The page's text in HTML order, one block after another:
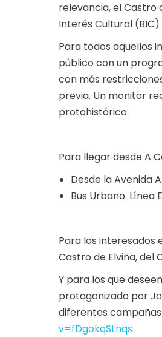
relevancia, el Castro
Interés Cultural
Para todos aquellos
público con un
con más
previa. Un monitor
protohistórico.
Para llegar desde A
Desde la Avenida
Bus Urbano.
Para los interesados
Castro de Elviña, del
Y para los que
protagonizado por
diferentes
v=fDgokqStnqs